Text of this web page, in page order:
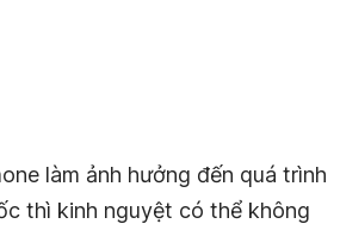
làm ảnh hưởng đến quá trình
thì kinh nguyệt có thể không